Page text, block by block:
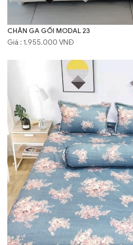
CHĂN GA GỐI MODAL 23
Giá : 1.955.000 VNĐ